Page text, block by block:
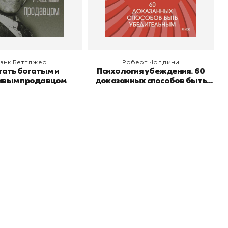
Беттджер
богатым и
продавцом
В корзину
Роберт Чалдини
Психология убеждения. 60
доказанных способов быть